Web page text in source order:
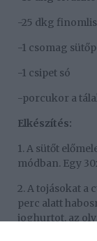
-25 dkg
-1 csomag
-1 csipet só
-porcukor a
Elkészítés:
1. A sütőt
módban. Egy
2. A tojásokat a
perc alatt
joghurtot, az